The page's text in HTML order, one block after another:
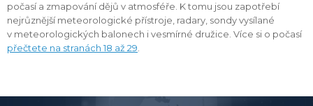
počasí a zmapování dějů v atmosféře. K tomu jsou zapotřebí
nejrůznější meteorologické přístroje, radary, sondy vysílané
v meteorologických balonech i vesmírné družice. Více si o počasí
přečtete na stranách 18 až 29